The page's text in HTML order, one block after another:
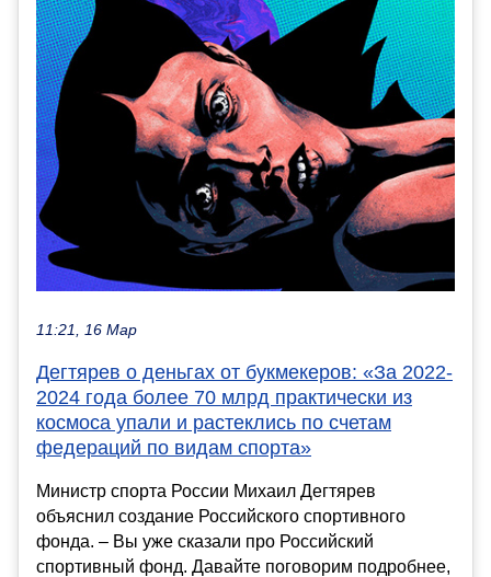
11:21, 16 Мар
Дегтярев о деньгах от букмекеров: «За 2022-
2024 года более 70 млрд практически из
космоса упали и растеклись по счетам
федераций по видам спорта»
Министр спорта России Михаил Дегтярев
объяснил создание Российского спортивного
фонда. – Вы уже сказали про Российский
спортивный фонд. Давайте поговорим подробнее,